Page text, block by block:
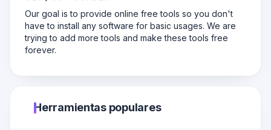
Our goal is to provide online free tools so you don't
have to install any software for basic usages. We are
trying to add more tools and make these tools free
forever.
Herramientas populares